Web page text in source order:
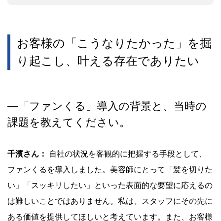
お客様の「こうなりたかった」を掘
り起こし、叶える存在でありたい
― 「ファンくる」導入の背景と、当時の
課題を教えてください。
千濱さん：
自社の状況を客観的に把握する手段として、
ファンくるを導入しました。美容師にとって「髪を切りた
い」「スッキリしたい」といった表面的な要望に応えるの
は難しいことではありません。私は、スタッフにその先に
ある価値を提供してほしいと考えています。また、お客様